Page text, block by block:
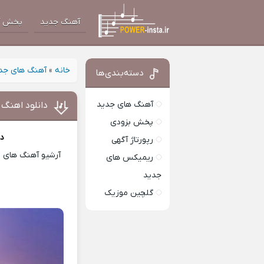
آهنگ جدید پخش
خانه »آهنگ های
دانلود
آرشیو آهنگ های
دسته‌بندی‌ها
آهنگ های جدید
پخش بزودی
رپورتاژ آگهی
ریمیکس های
جدید
گلچین موزیک